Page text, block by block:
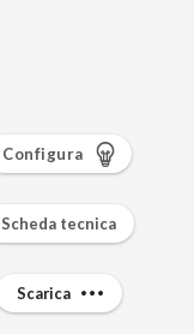
Configura
Scheda tecnica
Scarica